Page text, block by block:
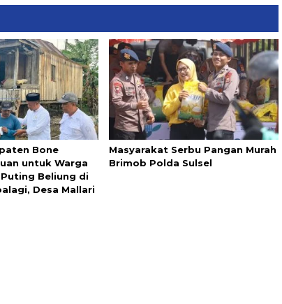
Bone
untuk Warga
Beliung di
Desa Mallari
Masyarakat Serbu Pangan Murah
Brimob Polda Sulsel